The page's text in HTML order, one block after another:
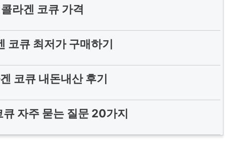
라겐 코큐 가격
코큐 최저가 구매하기
코큐 내돈내산 후기
큐 자주 묻는 질문 20가지